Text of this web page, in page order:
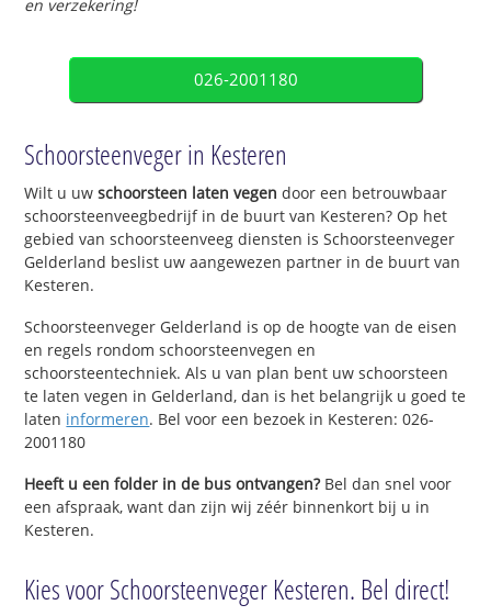
en verzekering!
026-2001180
Schoorsteenveger in Kesteren
Wilt u uwschoorsteen laten vegen door een betrouwbaar
schoorsteenveegbedrijf in de buurt van Kesteren? Op het
gebied van schoorsteenveeg diensten is Schoorsteenveger
Gelderland beslist uw aangewezen partner in de buurt van
Kesteren.
Schoorsteenveger Gelderland is op de hoogte van de eisen
en regels rondom schoorsteenvegen en
schoorsteentechniek. Als u van plan bent uw schoorsteen
te laten vegen in Gelderland, dan is het belangrijk u goed te
laten informeren. Bel voor een bezoek in Kesteren: 026-
2001180
Heeft u een folder in de bus ontvangen?Bel dan snel voor
een afspraak, want dan zijn wij zéér binnenkort bij u in
Kesteren.
Kies voor Schoorsteenveger Kesteren. Bel direct!